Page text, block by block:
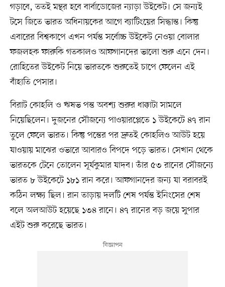
গড়াবে, ততই মন্থর হবে বার্বাডোজের ন্যাড়া উইকেট। সে জন্যই
টসে জিতে ভারত অধিনায়কের আগে ব্যাটিংয়ের সিদ্ধান্ত। কিন্তু
এবারের বিশ্বকাপে এখন পর্যন্ত সর্বোচ্চ উইকেট নেওয়া বোলার
ফজলহক ফারুকি গতকালও আফগানদের ভালো শুরু এনে দেন।
রোহিতের উইকেট নিয়ে ভারতকে শুরুতেই চাপে ফেলেন এই
বাঁহাতি পেসার।
বিরাট কোহলি ও ঋষভ পন্ত অবশ্য শুরুর ধাক্কাটা সামলে
নিয়েছিলেন। দুজনের সৌজন্যে পাওয়ারপ্লেতে ১ উইকেটে ৪৭ রান
তুলে ফেলে ভারত। কিন্তু পন্তের পর দ্রুতই কোহলিও আউট হয়ে
যাওয়ায় মাঝের ওভারে আবারও বিপদে পড়ে ভারত। সেখান থেকে
ভারতকে টেনে তোলেন সূর্যকুমার যাদব। তাঁর ৫৩ রানের সৌজন্যে
ভারত ৮ উইকেটে ১৮১ রান করে। আফগানদের জন্য যা বরাবরই
কঠিন লক্ষ্য ছিল। রান তাড়ায় দলটি শেষ পর্যন্ত ইনিংসের শেষ
বলে অলআউট হয়েছে ১৩৪ রানে। ৪৭ রানের বড় জয়ে সুপার
এইট শুরু করেছে ভারত।